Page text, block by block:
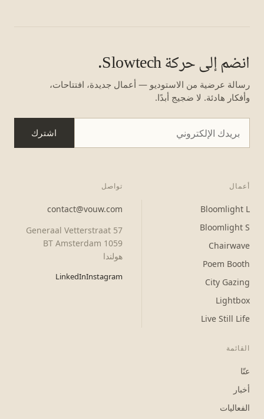
انضم إلى حركة Slowtech.
رسالة عرضية من الاستوديو — أعمال جديدة، افتتاحات،
وأفكار هادئة. لا ضجيج أبدًا.
اشترك
أعمال
Bloomlight L
Bloomlight S
Chairwave
Poem Booth
City Gazing
Lightbox
Live Still Life
القائمة
عنّا
أخبار
الفعاليات
تواصل
contact@vouw.com
Generaal Vetterstraat 57
1059 BT Amsterdam
هولندا
Instagram
LinkedIn